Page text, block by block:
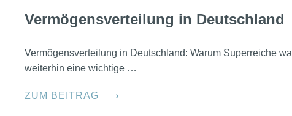
Vermögensverteilung in Deutschland
Vermögensverteilung in Deutschland: Warum Superreiche
weiterhin eine wichtige …
ZUM BEITRAG ⟶